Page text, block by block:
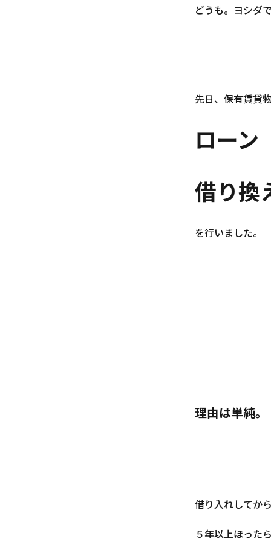
どうも。ヨシダで
先日、保有賃貸
ローン
借り換
を行いました。
理由は単純。
借り入れしてから
５年以上ほった